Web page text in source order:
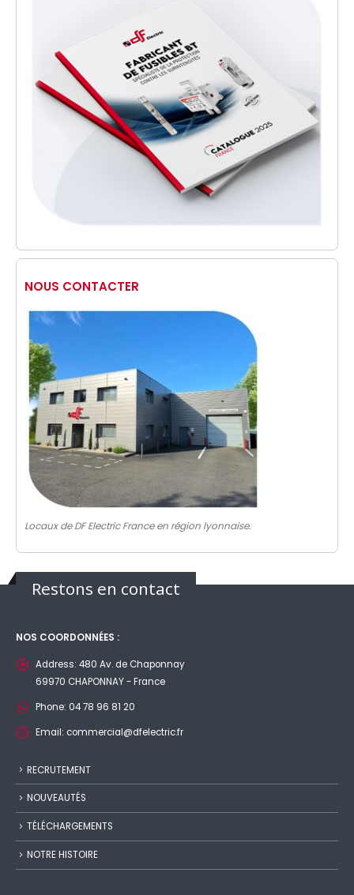
NOUS CONTACTER
Locaux de DF Electric France en région lyonnaise.
Restons en contact
NOS COORDONNÉES :
Address: 480 Av. de Chaponnay
69970 CHAPONNAY - France
Phone: 04 78 96 81 20
Email: commercial@dfelectric.fr
RECRUTEMENT
NOUVEAUTÉS
TÉLÉCHARGEMENTS
NOTRE HISTOIRE